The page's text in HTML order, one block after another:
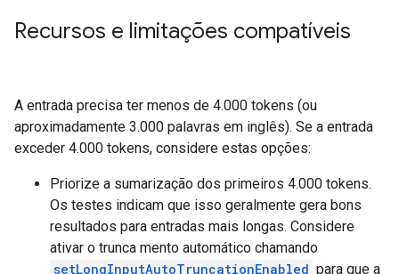
Recursos e limitações compatíveis
A entrada precisa ter menos de 4.000 tokens (ou
aproximadamente 3.000 palavras em inglês). Se a entrada
exceder 4.000 tokens, considere estas opções:
Priorize a sumarização dos primeiros 4.000 tokens.
Os testes indicam que isso geralmente gera bons
resultados para entradas mais longas. Considere
ativar o trunca mento automático chamando
setLongInputAutoTruncationEnabled para que a